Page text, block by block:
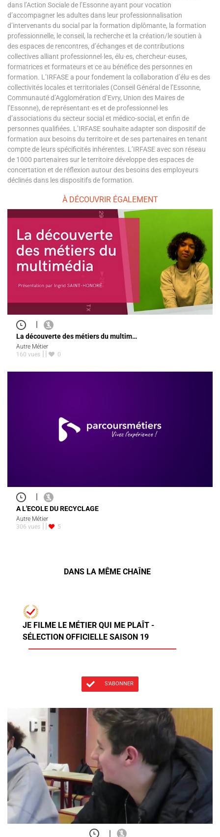
dans l’Action Sociale de l’Essonne ayant pour vocation
d’accompagner les adultes dans leur professionnalisation
d’intervenants du social par la formation diplômante, la formation
professionnelle, le conseil, la recherche et la création/le soutien à
des espaces de rencontres, d’échanges et de contributions
collectives alliant professionnel·les, élu·es, chercheur·euses,
formatrices et formateurs et ce au bénéfice des personnes en
formation. L’IRFASE a pour fondement la collaboration d’élu·es des
collectivités locales et territoriales (Conseil Général de l’Essonne,
Communauté d’Agglomération d’Evry, Union des Maires de
l’Essonne), de représentant·es et de professionnel·les
d’associations du secteur social et médico-social, et enfin de
personnes qualifiées. L’IRFASE souhaite adapter son dispositif de
formation aux besoins du territoire et de ses partenaires en tenant
compte de leurs spécificités inhérentes. L’IRFASE avec son réseau
de 1000 partenaires sur le territoire développe des espaces de
concertation et de réflexion autour des besoins des employeurs
déclinés dans les dispositifs de formation.
À DÉCOUVRIR ÉGALEMENT
|
La découverte des métiers du multim…
Autre Métier
160 vues
0
|
A L'ECOLE DU RECYCLAGE
Autre Métier
306 vues
5
DANS LA MÊME CHAÎNE
JE FILME LE MÉTIER QUI ME PLAÎT -
SÉLECTION OFFICIELLE SAISON 19
S'ABONNER
|